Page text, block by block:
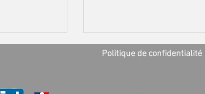
Politique de confidentialité